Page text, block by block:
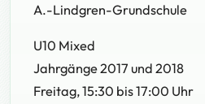
A.-Lindgren-Grundschule
U10 Mixed
Jahrgänge 2017 und 2018
Freitag, 15:30 bis 17:00 Uhr